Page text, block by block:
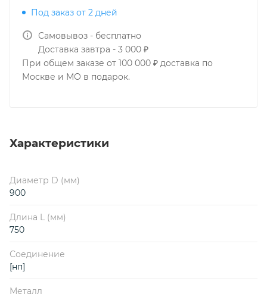
Под заказ от 2 дней
Самовывоз - бесплатно
Доставка завтра - 3 000 ₽
При общем заказе от 100 000 ₽ доставка по
Москве и МО в подарок.
Характеристики
Диаметр D (мм)
900
Длина L (мм)
750
Соединение
[нп]
Металл